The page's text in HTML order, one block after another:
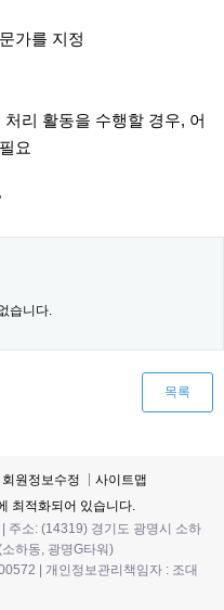
가를 지정
리 활동을 수행할 경우, 어
요
습니다.
목록
회원정보수정
사이트맵
최적화되어 있습니다.
주소: (14319) 경기도 광명시 소하
하동, 광명G타워)
| 개인정보관리책임자 : 조대